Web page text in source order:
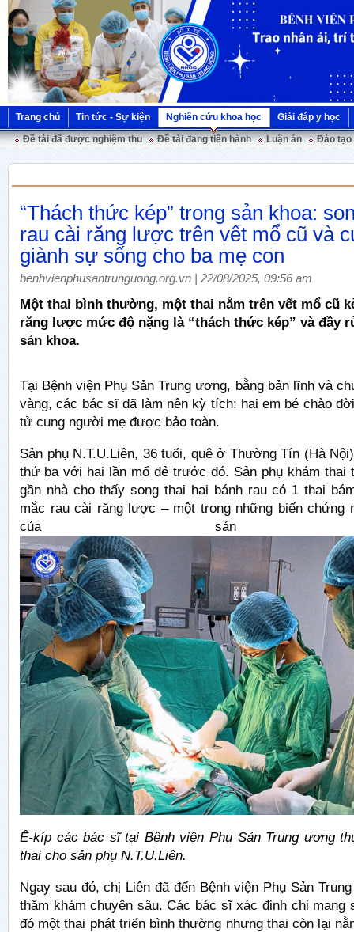
Trang chủ Tin tức - Sự kiện Nghiên cứu khoa học
Giải đáp y học
Đề tài đã được nghiệm thu
Đề tài đang tiến hành Luận án Đào tạo
“Thách thức kép” trong sản khoa:
rau cài răng lược trên vết mổ cũ và
giành sự sống cho ba mẹ con
benhvienphusantrunguong.org.vn | 22/08/2025, 09:56 am
Một thai bình thường, một thai nằm trên vết mổ cũ
răng lược mức độ nặng là “thách thức kép” và đầy
sản khoa.
Tại Bệnh viện Phụ Sản Trung ương, bằng bản lĩnh và
vàng, các bác sĩ đã làm nên kỳ tích: hai em bé chào
tử cung người mẹ được bảo toàn.
Sản phụ N.T.U.Liên, 36 tuổi, quê ở Thường Tín (Hà
thứ ba với hai lần mổ đẻ trước đó. Sản phụ khám thai
gần nhà cho thấy song thai hai bánh rau có 1 thai
mắc rau cài răng lược – một trong những biến chứng
của sản
Ê-kíp các bác sĩ tại Bệnh viện Phụ Sản Trung ương
thai cho sản phụ N.T.U.Liên.
Ngay sau đó, chị Liên đã đến Bệnh viện Phụ Sản
thăm khám chuyên sâu. Các bác sĩ xác định chị mang
đó một thai phát triển bình thường nhưng thai còn lại